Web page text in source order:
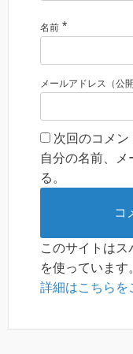
名前 *
メールアドレス（公
次回のコメン
自分の名前、
る。
このサイトは
を使っています
詳細はこちらを